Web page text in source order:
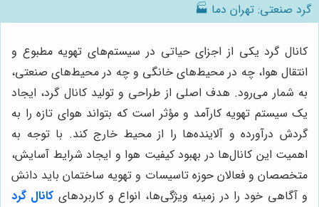
گرد صنعتی: تهران دما 🏭
کانال گرد یکی از اجزای حیاتی در سیستم‌های تهویه مطبوع و
انتقال هوا، چه در محیط‌های خانگی و چه در محیط‌های صنعتی،
به شمار می‌رود. هدف اصلی از طراحی و تولید کانال گرد، ایجاد
یک سیستم تهویه کارآمد و مؤثر است که بتواند هوای تازه را به
گردش درآورده و آلاینده‌ها را از محیط خارج کند. با توجه به
اهمیت این کانال‌ها در بهبود کیفیت هوا و ایجاد شرایط آسایش،
متخصصان و فعالان حوزه تاسیسات و تهویه ساختمان باید دانش
و آگاهی خود را در زمینه ویژگی‌ها، انواع و کاربردهای کانال گرد